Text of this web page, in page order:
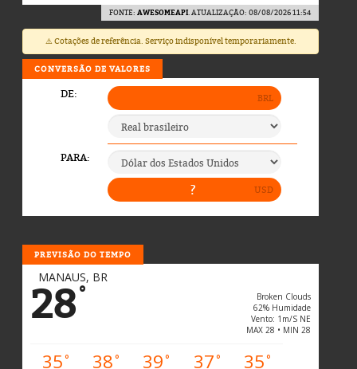
FONTE: AWESOMEAPI. ATUALIZAÇÃO: 08/08/2026 11:54
⚠️ Cotações de referência. Serviço indisponível temporariamente.
CONVERSÃO DE VALORES
PREVISÃO DO TEMPO
MANAUS, BR
28°
Broken Clouds
62% Humidade
Vento: 1m/s NE
MAX 28 • MIN 28
35° 38° 39° 37° 35°